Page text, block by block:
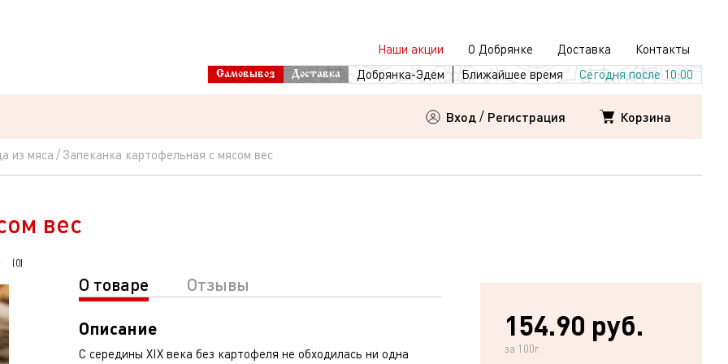
Наши акции О Добрянке Доставка Контакты
Самовывоз Доставка Добрянка-Эдем Ближайшее время Сегодня после 10:00
Вход / Регистрация Корзина
из мяса Запеканка картофельная с мясом вес
вес
(0)
О товаре
Отзывы
Описание
С середины XIX века без картофеля не обходилась ни одна
154.90 руб.
за 100г.